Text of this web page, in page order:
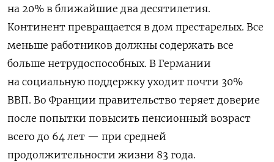
на 20% в ближайшие два десятилетия.
Континент превращается в дом престарелых. Все
меньше работников должны содержать все
больше нетрудоспособных. В Германии
на социальную поддержку уходит почти 30%
ВВП. Во Франции правительство теряет доверие
после попытки повысить пенсионный возраст
всего до 64 лет — при средней
продолжительности жизни 83 года.